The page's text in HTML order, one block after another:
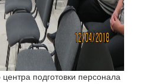
подготовки персонала